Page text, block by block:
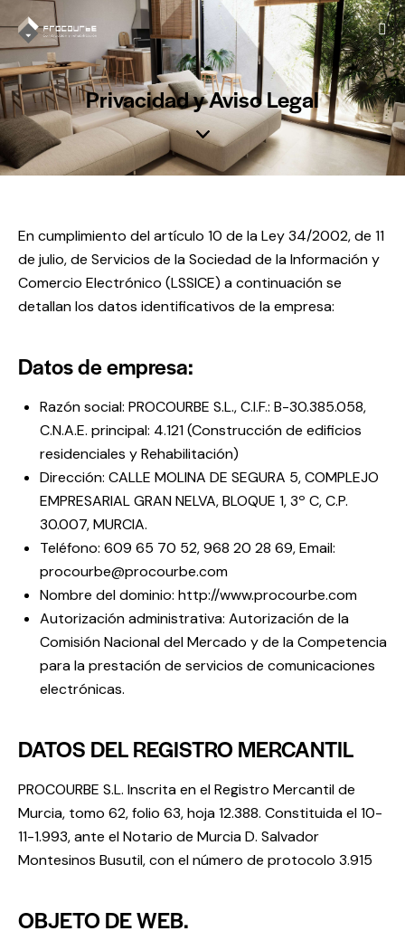
Privacidad y Aviso Legal
En cumplimiento del artículo 10 de la Ley 34/2002, de 11
de julio, de Servicios de la Sociedad de la Información y
Comercio Electrónico (LSSICE) a continuación se
detallan los datos identificativos de la empresa:
Datos de empresa:
Razón social: PROCOURBE S.L., C.I.F.: B-30.385.058,
C.N.A.E. principal: 4.121 (Construcción de edificios
residenciales y Rehabilitación)
Dirección: CALLE MOLINA DE SEGURA 5, COMPLEJO
EMPRESARIAL GRAN NELVA, BLOQUE 1, 3º C, C.P.
30.007, MURCIA.
Teléfono: 609 65 70 52, 968 20 28 69, Email:
procourbe@procourbe.com
Nombre del dominio: http://www.procourbe.com
Autorización administrativa: Autorización de la
Comisión Nacional del Mercado y de la Competencia
para la prestación de servicios de comunicaciones
electrónicas.
DATOS DEL REGISTRO MERCANTIL
PROCOURBE S.L. Inscrita en el Registro Mercantil de
Murcia, tomo 62, folio 63, hoja 12.388. Constituida el 10-
11-1.993, ante el Notario de Murcia D. Salvador
Montesinos Busutil, con el número de protocolo 3.915
OBJETO DE WEB.